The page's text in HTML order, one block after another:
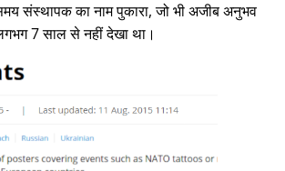
संस्थापक का नाम पुकारा, जो भी अजीब अनुभव
7 साल से नहीं देखा था।